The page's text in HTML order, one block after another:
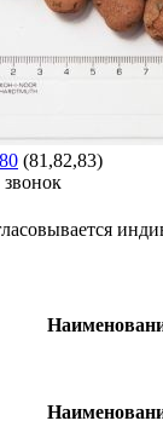
(81,82,83)